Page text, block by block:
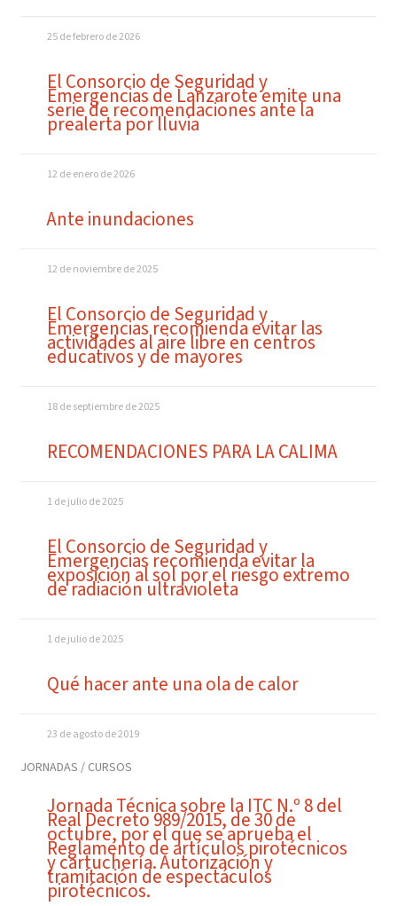
25 de febrero de 2026
El Consorcio de Seguridad y
Emergencias de Lanzarote emite una
serie de recomendaciones ante la
prealerta por lluvia
12 de enero de 2026
Ante inundaciones
12 de noviembre de 2025
El Consorcio de Seguridad y
Emergencias recomienda evitar las
actividades al aire libre en centros
educativos y de mayores
18 de septiembre de 2025
RECOMENDACIONES PARA LA CALIMA
1 de julio de 2025
El Consorcio de Seguridad y
Emergencias recomienda evitar la
exposición al sol por el riesgo extremo
de radiación ultravioleta
1 de julio de 2025
Qué hacer ante una ola de calor
23 de agosto de 2019
JORNADAS / CURSOS
Jornada Técnica sobre la ITC N.º 8 del
Real Decreto 989/2015, de 30 de
octubre, por el que se aprueba el
Reglamento de artículos pirotécnicos
y cartuchería. Autorización y
tramitación de espectáculos
pirotécnicos.